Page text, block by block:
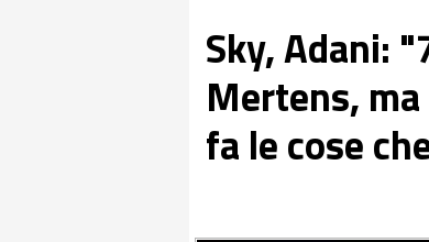
Sky, Adani:
Mertens,
fa le cose